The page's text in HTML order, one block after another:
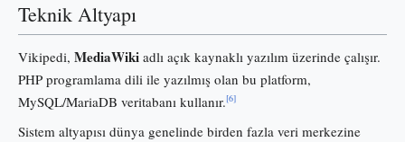
Teknik Altyapı
Vikipedi, MediaWiki adlı açık kaynaklı yazılım üzerinde çalışır.
PHP programlama dili ile yazılmış olan bu platform,
MySQL/MariaDB veritabanı kullanır.[6]
Sistem altyapısı dünya genelinde birden fazla veri merkezine